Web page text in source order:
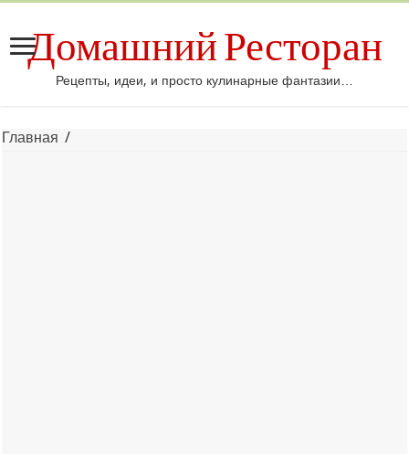
Домашний Ресторан
Рецепты, идеи, и просто кулинарные фантазии…
Главная /